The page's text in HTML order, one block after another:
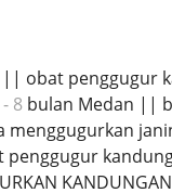
|| obat penggugur
8bulan Medan ||
penggugur